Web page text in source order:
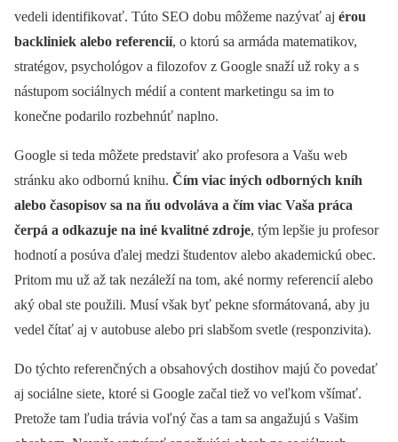
vedeli identifikovať. Túto SEO dobu môžeme nazývať aj érou
backliniek alebo referencií, o ktorú sa armáda matematikov,
stratégov, psychológov a filozofov z Google snaží už roky a s
nástupom sociálnych médií a content marketingu sa im to
konečne podarilo rozbehnúť naplno.
Google si teda môžete predstaviť ako profesora a Vašu web
stránku ako odbornú knihu. Čím viac iných odborných kníh
alebo časopisov sa na ňu odvoláva a čím viac Vaša práca
čerpá a odkazuje na iné kvalitné zdroje, tým lepšie ju profesor
hodnotí a posúva ďalej medzi študentov alebo akademickú obec.
Pritom mu už až tak nezáleží na tom, aké normy referencií alebo
aký obal ste použili. Musí však byť pekne sformátovaná, aby ju
vedel čítať aj v autobuse alebo pri slabšom svetle (responzivita).
Do týchto referenčných a obsahových dostihov majú čo povedať
aj sociálne siete, ktoré si Google začal tiež vo veľkom všímať.
Pretože tam ľudia trávia voľný čas a tam sa angažujú s Vašim